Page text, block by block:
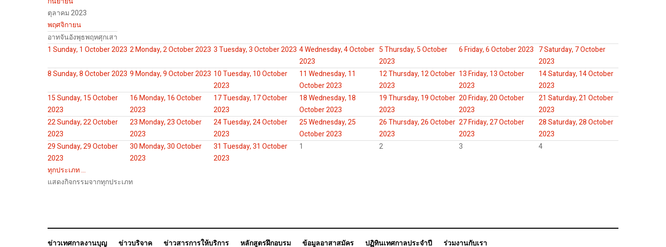
ตุลาคม 2023
พฤศจิกายน
อาทจันอังพุธพฤหศุกเสา
1 Sunday, 1 October 2023 2Monday, 2 October 2023 3Tuesday, 3 October 2023 4Wednesday, 4 October
2023
5Thursday, 5 October
2023
6Friday, 6 October 2023 7Saturday, 7 October
2023
8Sunday, 8 October 2023 9Monday, 9 October 2023 10Tuesday, 10 October
2023
11 Wednesday, 11
October 2023
12Thursday, 12 October
2023
13Friday, 13 October
2023
14Saturday, 14 October
2023
15Sunday, 15 October
2023
16Monday, 16 October
2023
17Tuesday, 17 October
2023
18Wednesday, 18
October 2023
19Thursday, 19 October
2023
20Friday, 20 October
2023
21 Saturday, 21 October
2023
22Sunday, 22 October
2023
23Monday, 23 October
2023
24Tuesday, 24 October
2023
25Wednesday, 25
October 2023
26Thursday, 26 October
2023
27Friday, 27 October
2023
28Saturday, 28 October
2023
29Sunday, 29 October
2023
30Monday, 30 October
2023
31 Tuesday, 31 October
2023
1 2 3 4
ทุกประเภท ...
แสดงกิจกรรมจากทุกประเภท
ข่าวเทศกาลงานบุญ ข่าวบริจาค ข่าวสารการให้บริการ หลักสูตรฝึกอบรม ข้อมูลอาสาสมัคร ปฏิทินเทศกาลประจำปี ร่วมงานกับเรา